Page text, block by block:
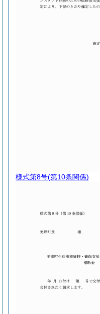
様式第8号(第10条関係)